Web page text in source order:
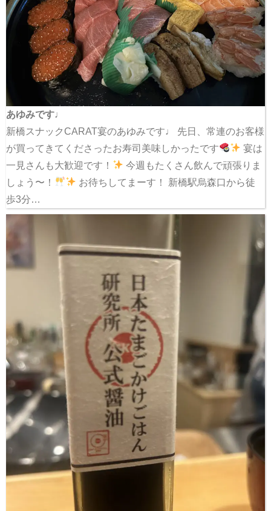
あゆみです♩
新橋スナックCARAT宴のあゆみです♩ 先日、常連のお客様
が買ってきてくださったお寿司美味しかったです
宴は
一見さんも大歓迎です！
今週もたくさん飲んで頑張りま
しょう〜！
お待ちしてまーす！ 新橋駅烏森口から徒
歩3分…